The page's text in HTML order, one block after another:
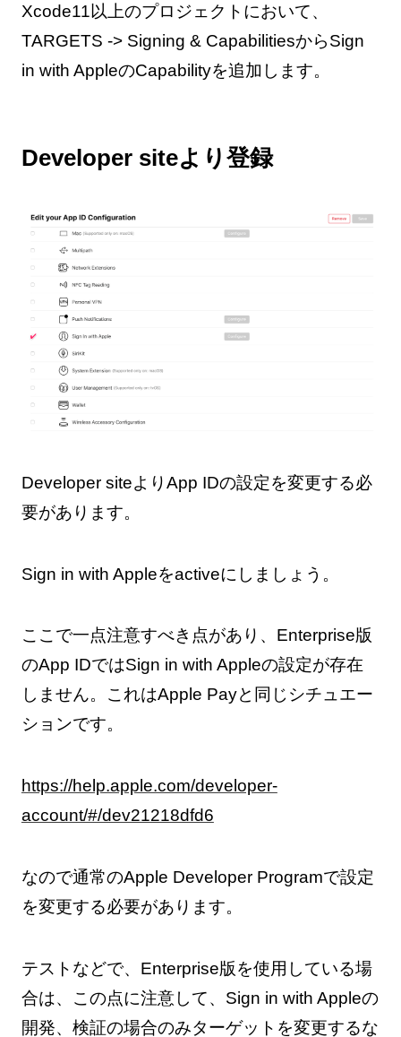
Xcode11以上のプロジェクトにおいて、
TARGETS -> Signing & CapabilitiesからSign
in with AppleのCapabilityを追加します。
Developer siteより登録
Developer siteよりApp IDの設定を変更する必
要があります。
Sign in with Appleをactiveにしましょう。
ここで一点注意すべき点があり、Enterprise版
のApp IDではSign in with Appleの設定が存在
しません。これはApple Payと同じシチュエー
ションです。
https://help.apple.com/developer-
account/#/dev21218dfd6
なので通常のApple Developer Programで設定
を変更する必要があります。
テストなどで、Enterprise版を使用している場
合は、この点に注意して、Sign in with Appleの
開発、検証の場合のみターゲットを変更するな